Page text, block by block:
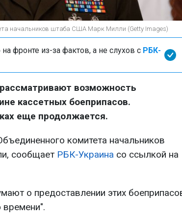
начальников штаба США Марк Милли (Getty Images)
фронте из-за фактов, а не слухов с РБК-
возможность
кассетных боеприпасов.
еще продолжается.
комитета начальников
сообщает РБК-Украина со ссылкой на
о предоставлении этих
времени".